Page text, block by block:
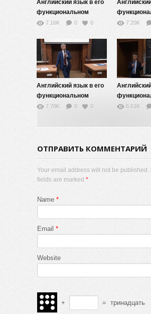
Английский язык в его
функциональном
разнообразии — 11
7.16K 0 0 7.20K
Английский язык в его
функциональном
разнообразии — 9
7.78K 0 0 6.61K
ОТПРАВИТЬ КОММЕНТАРИЙ
Your email address will not be published.
fields are marked *
Name *
Email *
Website
+ = тринадцать